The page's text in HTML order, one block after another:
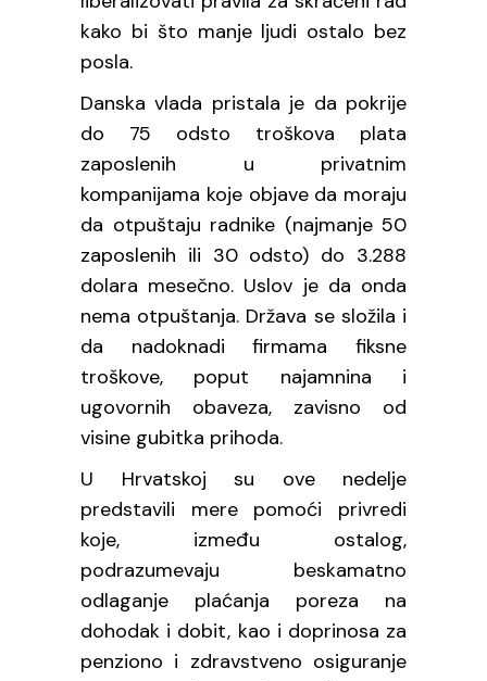
kako bi što manje ljudi ostalo bez
posla.
Danska vlada pristala je da pokrije
do 75 odsto troškova plata
zaposlenih u privatnim
kompanijama koje objave da moraju
da otpuštaju radnike (najmanje 50
zaposlenih ili 30 odsto) do 3.288
dolara mesečno. Uslov je da onda
nema otpuštanja. Država se složila i
da nadoknadi firmama fiksne
troškove, poput najamnina i
ugovornih obaveza, zavisno od
visine gubitka prihoda.
U Hrvatskoj su ove nedelje
predstavili mere pomoći privredi
koje, između ostalog,
podrazumevaju beskamatno
odlaganje plaćanja poreza na
dohodak i dobit, kao i doprinosa za
penziono i zdravstveno osiguranje